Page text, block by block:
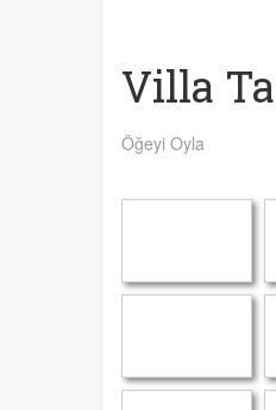
Villa
Öğeyi Oyla